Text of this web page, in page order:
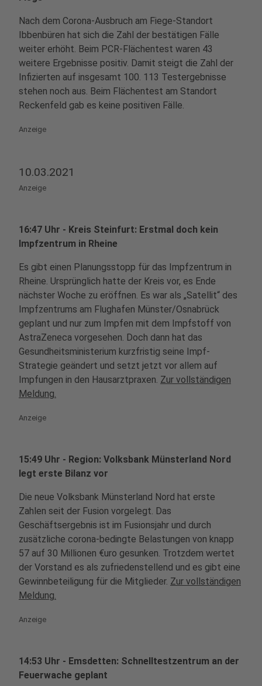
Nach dem Corona-Ausbruch am Fiege-Standort
Ibbenbüren hat sich die Zahl der bestätigen Fälle
weiter erhöht. Beim PCR-Flächentest waren 43
weitere Ergebnisse positiv. Damit steigt die Zahl der
Infizierten auf insgesamt 100. 113 Testergebnisse
stehen noch aus. Beim Flächentest am Standort
Reckenfeld gab es keine positiven Fälle.
Anzeige
10.03.2021
Anzeige
16:47 Uhr - Kreis Steinfurt: Erstmal doch kein
Impfzentrum in Rheine
Es gibt einen Planungsstopp für das Impfzentrum in
Rheine. Ursprünglich hatte der Kreis vor, es Ende
nächster Woche zu eröffnen. Es war als „Satellit“ des
Impfzentrums am Flughafen Münster/Osnabrück
geplant und nur zum Impfen mit dem Impfstoff von
AstraZeneca vorgesehen. Doch dann hat das
Gesundheitsministerium kurzfristig seine Impf-
Strategie geändert und setzt jetzt vor allem auf
Impfungen in den Hausarztpraxen. Zur vollständigen
Meldung.
Anzeige
15:49 Uhr - Region: Volksbank Münsterland Nord
legt erste Bilanz vor
Die neue Volksbank Münsterland Nord hat erste
Zahlen seit der Fusion vorgelegt. Das
Geschäftsergebnis ist im Fusionsjahr und durch
zusätzliche corona-bedingte Belastungen von knapp
57 auf 30 Millionen €uro gesunken. Trotzdem wertet
der Vorstand es als zufriedenstellend und es gibt eine
Gewinnbeteiligung für die Mitglieder. Zur vollständigen
Meldung.
Anzeige
14:53 Uhr - Emsdetten: Schnelltestzentrum an der
Feuerwache geplant